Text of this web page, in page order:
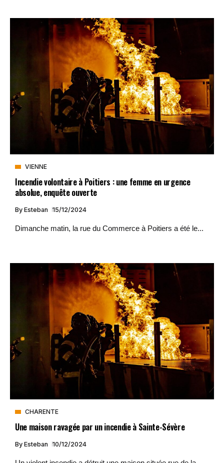
VIENNE
Incendie volontaire à Poitiers : une femme en urgence
absolue, enquête ouverte
By Esteban 15/12/2024
Dimanche matin, la rue du Commerce à Poitiers a été le...
CHARENTE
Une maison ravagée par un incendie à Sainte-Sévère
By Esteban 10/12/2024